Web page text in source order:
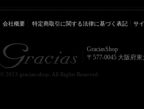
会社概要 特定商取引に関する法律に基づく表記 サ
GraciasShop
〒577-0045 大阪府
© 2013 gracias-shop. All Rights Reserved.